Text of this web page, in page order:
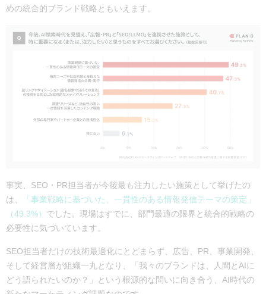
めの統合的ブランド戦略ともいえます。
事実、SEO・PR担当者が今後最も注力したい施策として挙げたの
は、
「事業戦略に基づいた、一貫性のある情報発信テーマの策定」
（49.3%） でした。現場はすでに、部門最適の限界と統合的戦略の
必要性に気づいています。
SEO担当者だけの技術最適化にとどまらず、広告、PR、事業開発、
そして経営層が組織一丸となり、「我々のブランドは、人間とAIに
どう語られたいのか？」という根源的な問いに向き合う、 AI時代の